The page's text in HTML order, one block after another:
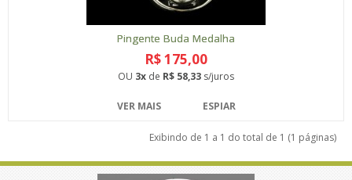
Pingente Buda Medalha
R$ 175,00
OU 3x de R$ 58,33 s/juros
VER MAIS ESPIAR
Exibindo de 1 a 1 do total de 1 (1 páginas)